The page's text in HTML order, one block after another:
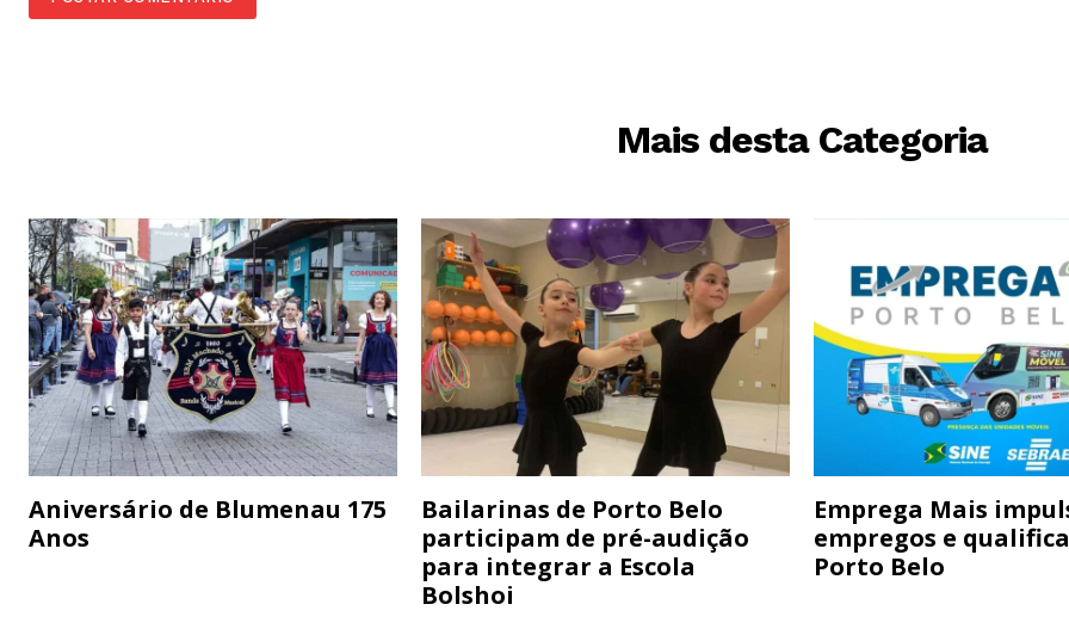
Mais desta Categoria
Aniversário de Blumenau 175
Anos
Bailarinas de Porto Belo
participam de pré-audição
para integrar a Escola
Bolshoi
Emprega Mais
empregos e
Porto Belo